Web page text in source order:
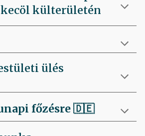
külterületén
ülés
főzésre🇩🇪